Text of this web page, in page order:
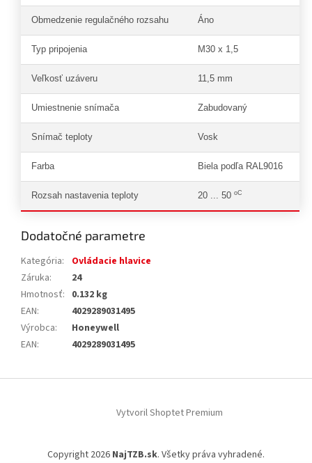
Obmedzenie regulačného rozsahu Áno
Typ pripojenia M30 x 1,5
Veľkosť uzáveru 11,5 mm
Umiestnenie snímača Zabudovaný
Snímač teploty Vosk
Farba Biela podľa RAL9016
Rozsah nastavenia teploty 20 ... 50 oC
Dodatočné parametre
Kategória:
Ovládacie hlavice
Záruka:
24
Hmotnosť: 0.132 kg
EAN:
4029289031495
Výrobca:
Honeywell
EAN: 4029289031495
Vytvoril Shoptet Premium
Copyright 2026 NajTZB.sk. Všetky práva vyhradené.